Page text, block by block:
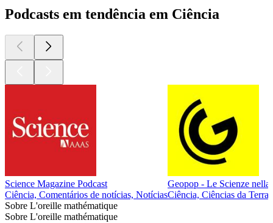
Podcasts em tendência em Ciência
Science Magazine Podcast
Ciência, Comentários de notícias, Notícias
Geopop - Le Scienze
Ciência, Ciências da
Sobre L'oreille mathématique
Sobre L'oreille mathématique